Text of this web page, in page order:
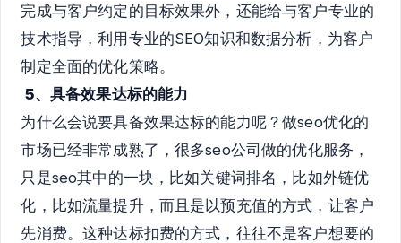
完成与客户约定的目标效果外，还能给与客户专业的
技术指导，利用专业的SEO知识和数据分析，为客户
制定全面的优化策略。
5、具备效果达标的能力
为什么会说要具备效果达标的能力呢？做seo优化的
市场已经非常成熟了，很多seo公司做的优化服务，
只是seo其中的一块，比如关键词排名，比如外链优
化，比如流量提升，而且是以预充值的方式，让客户
先消费。这种达标扣费的方式，往往不是客户想要的